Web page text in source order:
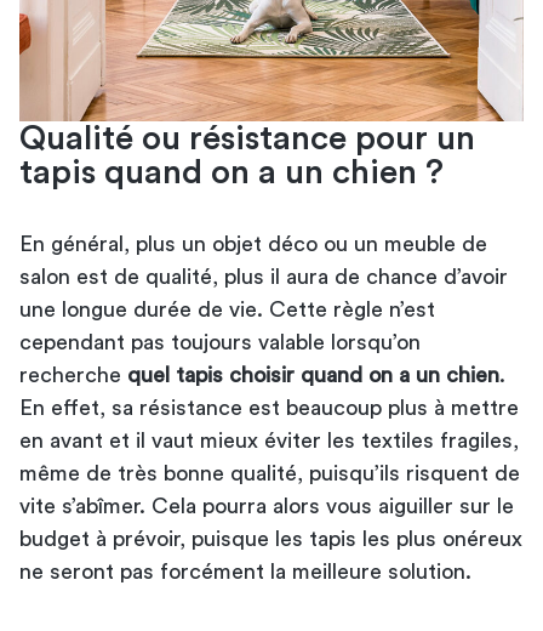
Qualité ou résistance pour un
tapis quand on a un chien ?
En général, plus un objet déco ou un meuble de
salon est de qualité, plus il aura de chance d’avoir
une longue durée de vie. Cette règle n’est
cependant pas toujours valable lorsqu’on
recherche quel tapis choisir quand on a un chien.
En effet, sa résistance est beaucoup plus à mettre
en avant et il vaut mieux éviter les textiles fragiles,
même de très bonne qualité, puisqu’ils risquent de
vite s’abîmer. Cela pourra alors vous aiguiller sur le
budget à prévoir, puisque les tapis les plus onéreux
ne seront pas forcément la meilleure solution.